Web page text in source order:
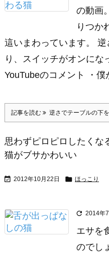
の動画
りつか
這いまわっています。
り、スイッチがオンにな
YouTubeのコメント ・
記事を読む 逆さでテーブルの下
思わずピロピロしたく
猫がブサかわいい
 2012年10月22日  ほっこり
 2014年
エサを
のでし